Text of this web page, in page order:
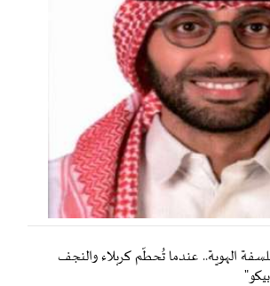
الهوية.. عندما تُحطّم كربلاء والنجف